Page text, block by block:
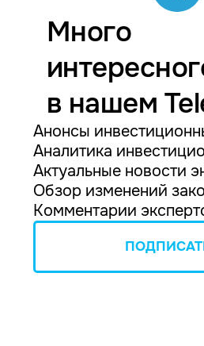
Много
в нашем
Анонсы
Аналитика
Актуальные новости
Обзор изменений
Комментарии